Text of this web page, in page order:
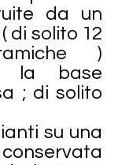
da un
di solito 12
)
la base
; di solito
su una